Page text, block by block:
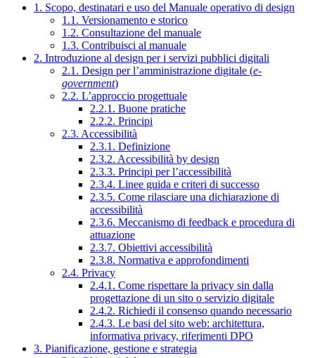
1. Scopo, destinatari e uso del Manuale operativo di design
1.1. Versionamento e storico
1.2. Consultazione del manuale
1.3. Contribuisci al manuale
2. Introduzione al design per i servizi pubblici digitali
2.1. Design per l’amministrazione digitale (e-
government)
2.2. L’approccio progettuale
2.2.1. Buone pratiche
2.2.2. Principi
2.3. Accessibilità
2.3.1. Definizione
2.3.2. Accessibilità by design
2.3.3. Principi per l’accessibilità
2.3.4. Linee guida e criteri di successo
2.3.5. Come rilasciare una dichiarazione di
accessibilità
2.3.6. Meccanismo di feedback e procedura di
attuazione
2.3.7. Obiettivi accessibilità
2.3.8. Normativa e approfondimenti
2.4. Privacy
2.4.1. Come rispettare la privacy sin dalla
progettazione di un sito o servizio digitale
2.4.2. Richiedi il consenso quando necessario
2.4.3. Le basi del sito web: architettura,
informativa privacy, riferimenti DPO
3. Pianificazione, gestione e strategia